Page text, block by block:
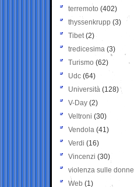
terremoto (402)
thyssenkrupp (3)
Tibet(2)
tredicesima (3)
Turismo (62)
Udc (64)
Università (128)
V-Day (2)
Veltroni (30)
Vendola (41)
Verdi (16)
Vincenzi (30)
violenza sulle donne
Web (1)